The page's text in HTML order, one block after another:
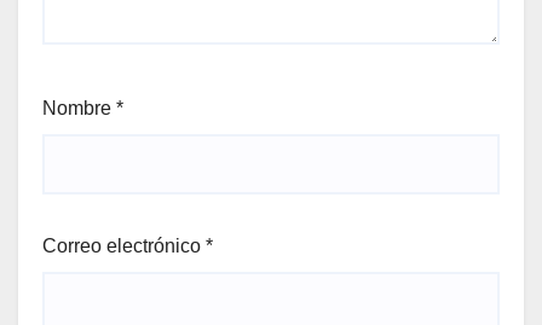
Nombre *
Correo electrónico *